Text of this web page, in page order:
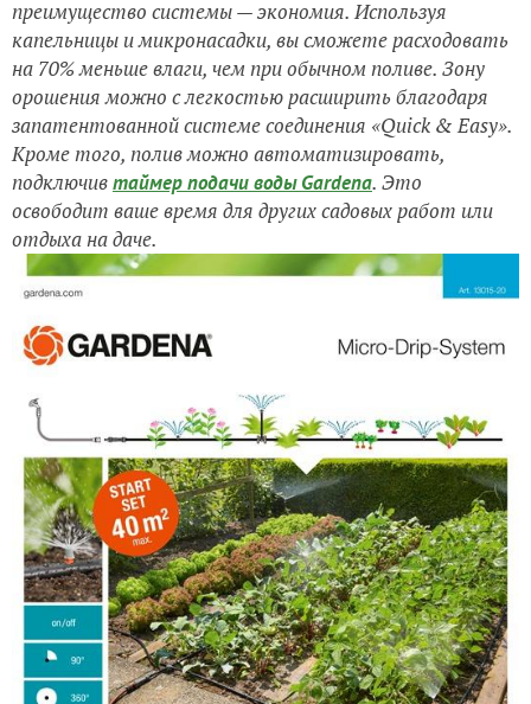
преимущество системы — экономия. Используя
капельницы и микронасадки, вы сможете расходовать
на 70% меньше влаги, чем при обычном поливе. Зону
орошенияможно с легкостью расширить благодаря
запатентованной системе соединения «Quick & Easy».
Кроме того, полив можно автоматизировать,
подключивтаймер подачи воды Gardena. Это
освободит ваше время для других садовых работ или
отдыха на даче.